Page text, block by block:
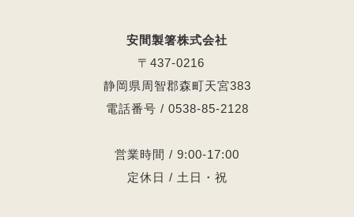
安間製箸株式会社
〒437-0216
静岡県周智郡森町天宮383
電話番号 / 0538-85-2128
営業時間 / 9:00-17:00
定休日 / 土日・祝